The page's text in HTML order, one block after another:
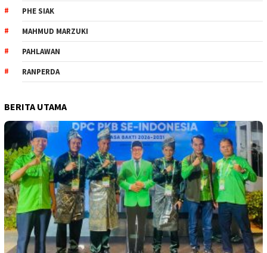
PHE SIAK
MAHMUD MARZUKI
PAHLAWAN
RANPERDA
BERITA UTAMA